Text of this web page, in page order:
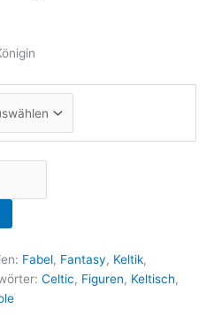
Fabel, Fantasy, Keltik,
Celtic, Figuren, Keltisch,